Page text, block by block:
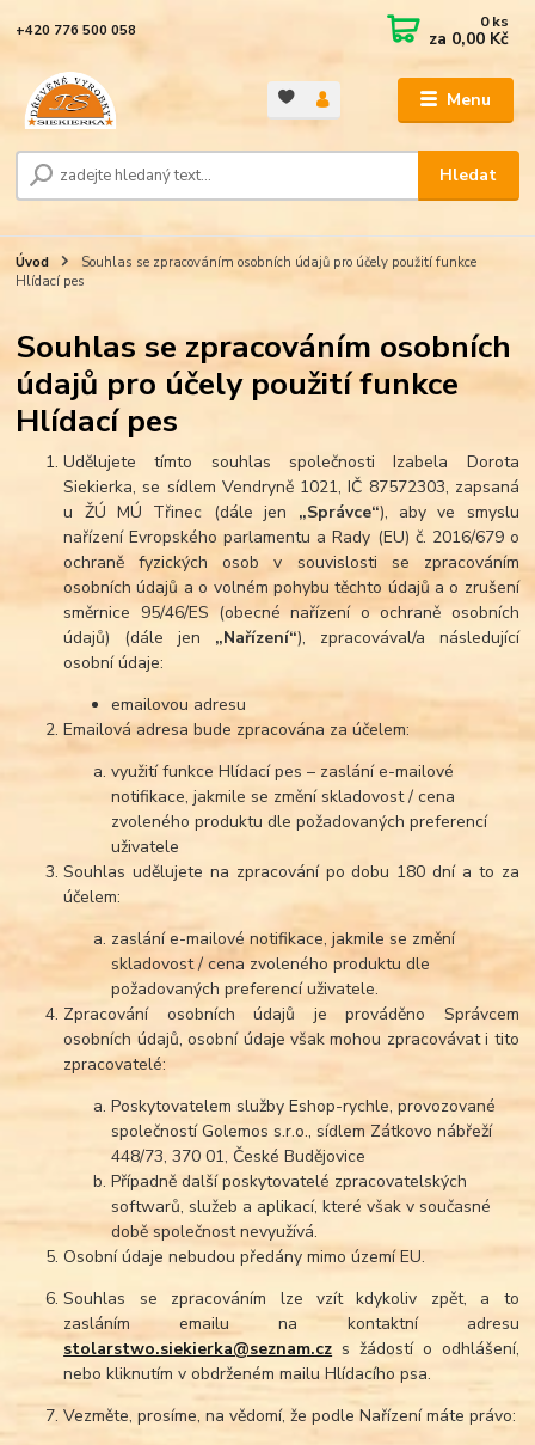
Menu
Hledat
+420 776 500 058 0ks
za 0,00 Kč
Úvod
Souhlas se zpracováním osobních údajů pro účely použití funkce
Hlídací pes
Souhlas se zpracováním osobních
údajů pro účely použití funkce
Hlídací pes
Udělujete tímto souhlas společnosti Izabela Dorota
Siekierka, se sídlem Vendryně 1021, IČ 87572303, zapsaná
u ŽÚ MÚ Třinec (dále jen „Správce“), aby ve smyslu
nařízení Evropského parlamentu a Rady (EU) č. 2016/679 o
ochraně fyzických osob v souvislosti se zpracováním
osobních údajů a o volném pohybu těchto údajů a o zrušení
směrnice 95/46/ES (obecné nařízení o ochraně osobních
údajů) (dále jen „Nařízení“), zpracovával/a následující
osobní údaje:
emailovou adresu
Emailová adresa bude zpracována za účelem:
využití funkce Hlídací pes – zaslání e-mailové
notifikace, jakmile se změní skladovost / cena
zvoleného produktu dle požadovaných preferencí
uživatele
Souhlas udělujete na zpracování po dobu 180 dní a to za
účelem:
zaslání e-mailové notifikace, jakmile se změní
skladovost / cena zvoleného produktu dle
požadovaných preferencí uživatele.
Zpracování osobních údajů je prováděno Správcem
osobních údajů, osobní údaje však mohou zpracovávat i tito
zpracovatelé:
Poskytovatelem služby Eshop-rychle, provozované
společností Golemos s.r.o., sídlem Zátkovo nábřeží
448/73, 370 01, České Budějovice
Případně další poskytovatelé zpracovatelských
softwarů, služeb a aplikací, které však v současné
době společnost nevyužívá.
Osobní údaje nebudou předány mimo území EU.
Souhlas se zpracováním lze vzít kdykoliv zpět, a to
zasláním emailu na kontaktní adresu
stolarstwo.siekierka@seznam.cz s žádostí o odhlášení,
nebo kliknutím v obdrženém mailu Hlídacího psa.
Vezměte, prosíme, na vědomí, že podle Nařízení máte právo: